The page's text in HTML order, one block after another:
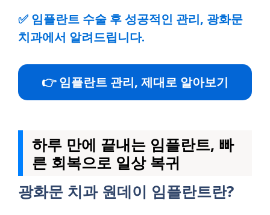
✅ 임플란트 수술 후 성공적인 관리, 광화문
치과에서 알려드립니다.
👉 임플란트 관리, 제대로 알아보기
하루 만에 끝내는 임플란트, 빠
른 회복으로 일상 복귀
광화문 치과 원데이 임플란트란?